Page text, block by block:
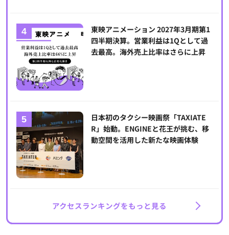
東映アニメーション 2027年3月期第1
四半期決算。営業利益は1Qとして過
去最高。海外売上比率はさらに上昇
日本初のタクシー映画祭「TAXIATE
R」始動。ENGINEと花王が挑む、移
動空間を活用した新たな映画体験
アクセスランキングをもっと見る